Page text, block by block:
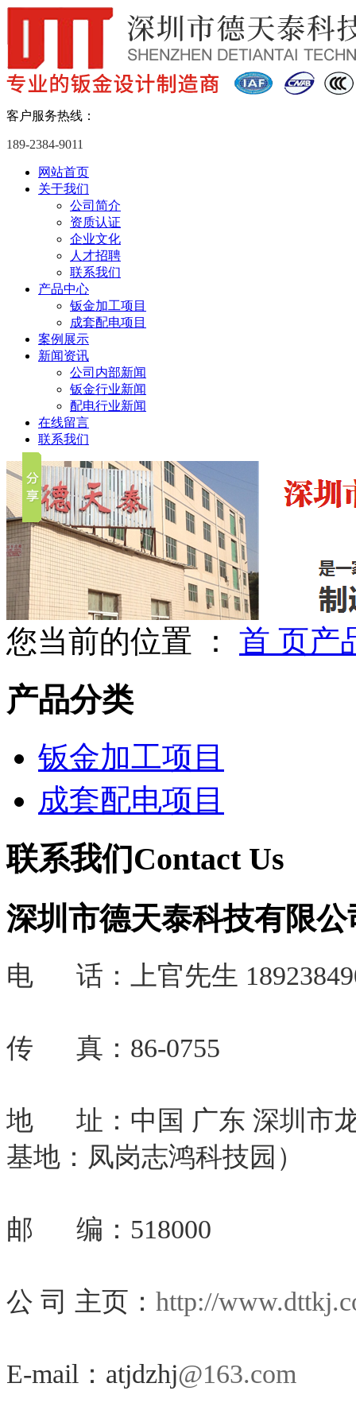
客户服务热线：
189-2384-9011
网站首页
关于我们
公司简介
资质认证
企业文化
人才招聘
联系我们
产品中心
钣金加工项目
成套配电项目
案例展示
新闻资讯
公司内部新闻
钣金行业新闻
配电行业新闻
在线留言
联系我们
您当前的位置 ： 首 页产
产品分类
钣金加工项目
成套配电项目
联系我们 Contact Us
深圳市德天泰科技有限公
电 话： 上官先生
传 真：86-0755
地 址：中国 广东 深圳市
基地：凤岗志鸿科技园）
邮 编：518000
公 司 主页： http://
E-mail：atjdzhj@163.com